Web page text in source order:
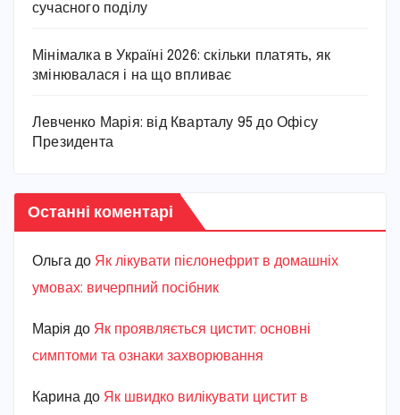
сучасного поділу
Мінімалка в Україні 2026: скільки платять, як
змінювалася і на що впливає
Левченко Марія: від Кварталу 95 до Офісу
Президента
Останні коментарі
Ольга до Як лікувати пієлонефрит в домашніх
умовах: вичерпний посібник
Марiя до Як проявляється цистит: основні
симптоми та ознаки захворювання
Карина до Як швидко вилікувати цистит в